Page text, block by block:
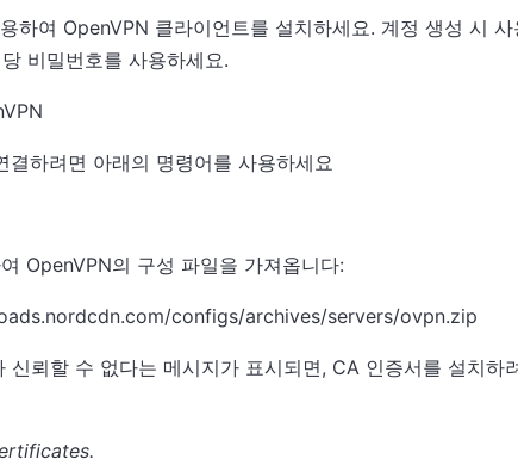
하여 OpenVPN 클라이언트를 설치하세요. 계정 생성 시
비밀번호를 사용하세요.
결하려면 아래의 명령어를 사용하세요
OpenVPN의 구성 파일을 가져옵니다:
configs/archives/servers/ovpn.zip
신뢰할 수 없다는 메시지가 표시되면, CA 인증서를 설치하
.